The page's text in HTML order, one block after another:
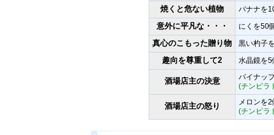
焼くと危ない植物 バナナを
意外に平凡な・・・ にくを50
真心のこもった贈り物 黒い杓子
趣向を尊重して2 水晶鏡を5
酒場店主の決意
パイナッ
(チンピラ
酒場店主の怒り
メロンを
(チンピラ